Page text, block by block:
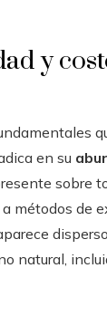
y
en su
sobre
métodos de
natural,